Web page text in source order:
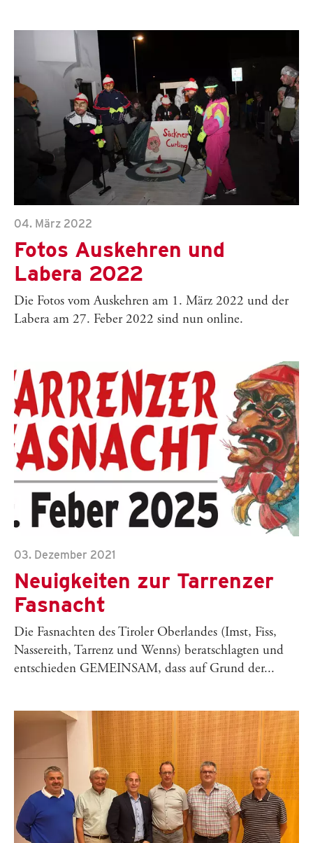
04. März 2022
Fotos Auskehren und
Labera 2022
Die Fotos vom Auskehren am 1. März 2022 und der
Labera am 27. Feber 2022 sind nun online.
03. Dezember 2021
Neuigkeiten zur Tarrenzer
Fasnacht
Die Fasnachten des Tiroler Oberlandes (Imst, Fiss,
Nassereith, Tarrenz und Wenns) beratschlagten und
entschieden GEMEINSAM, dass auf Grund der...